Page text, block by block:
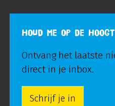
HOUD ME OP DE
Ontvang het laatste
direct in je inbox.
Schrijf je in